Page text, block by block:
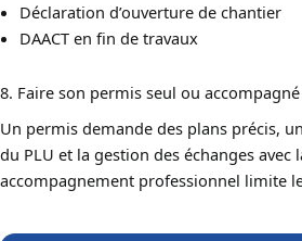
Déclaration d’ouverture de chantier
DAACT en fin de travaux
8. Faire son permis seul ou accompagné
Un permis demande des plans précis,
du PLU et la gestion des échanges avec
accompagnement professionnel limite